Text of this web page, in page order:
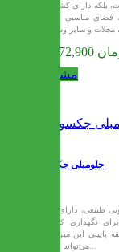
فضای مناسبی برای
تومان
مشاهده
جلومبلی جکسون
طبیعی، دارای سه
نگهداری کنترل
این میز نیز
می‌تواند برای...